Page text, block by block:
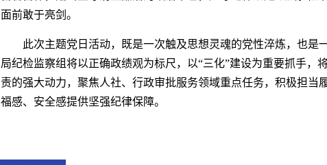
面前敢于亮剑。
此次主题党日活动，既是一次触及思想灵魂的党性淬炼，也
局纪检监察组将以正确政绩观为标尺，以“三化”建设为重要抓手
责的强大动力，聚焦人社、行政审批服务领域重点任务，积极担
福感、安全感提供坚强纪律保障。